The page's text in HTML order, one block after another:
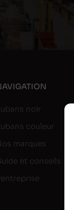
noir
couleur
marques
et conseils